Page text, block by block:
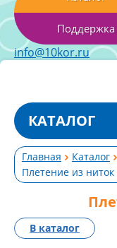
Поддержка
info@10kor.ru
КАТАЛОГ
Главная Каталог
Плетение из ниток
В каталог